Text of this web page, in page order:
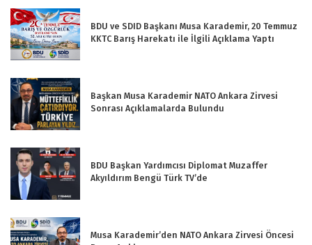
BDU ve SDID Başkanı Musa Karademir, 20 Temmuz
KKTC Barış Harekatı ile İlgili Açıklama Yaptı
Başkan Musa Karademir NATO Ankara Zirvesi
Sonrası Açıklamalarda Bulundu
BDU Başkan Yardımcısı Diplomat Muzaffer
Akyıldırım Bengü Türk TV’de
Musa Karademir’den NATO Ankara Zirvesi Öncesi